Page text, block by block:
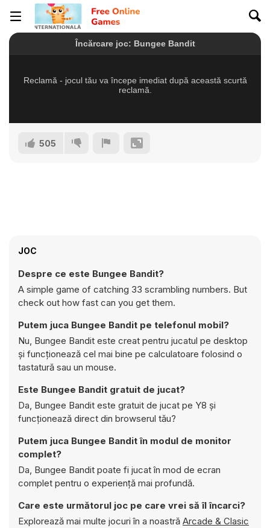
505
JOC
Despre ce este Bungee Bandit?
A simple game of catching 33 scrambling numbers. But
check out how fast can you get them.
Putem juca Bungee Bandit pe telefonul mobil?
Nu, Bungee Bandit este creat pentru jucatul pe desktop
și funcționează cel mai bine pe calculatoare folosind o
tastatură sau un mouse.
Este Bungee Bandit gratuit de jucat?
Da, Bungee Bandit este gratuit de jucat pe Y8 și
funcționează direct din browserul tău?
Putem juca Bungee Bandit în modul de monitor
complet?
Da, Bungee Bandit poate fi jucat în mod de ecran
complet pentru o experiență mai profundă.
Care este următorul joc pe care vrei să îl încarci?
Explorează mai multe jocuri în a noastră Arcade & Clasic